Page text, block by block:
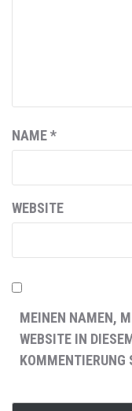
NAME*
WEBSITE
MEINEN NAMEN,
WEBSITE IN
KOMMENTIERUNG